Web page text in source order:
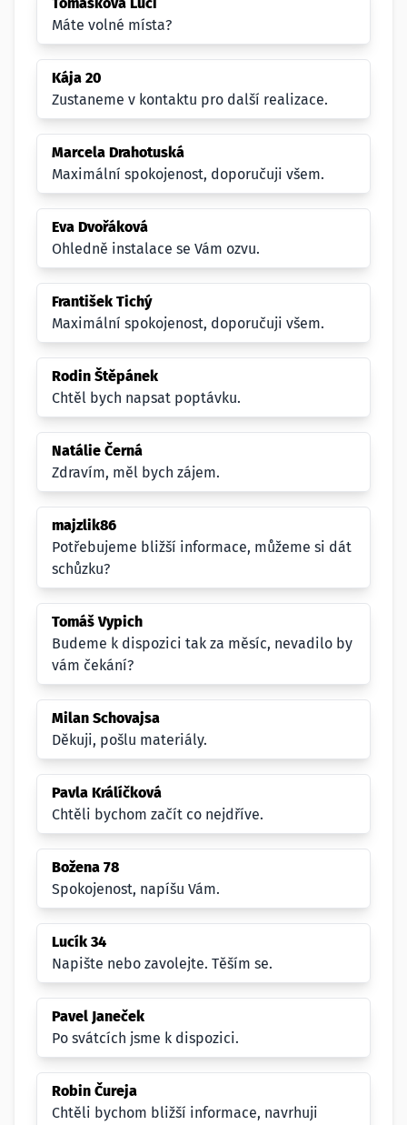
Máte volné místa?
Kája 20
Zustaneme v kontaktu pro další realizace.
Marcela Drahotuská
Maximální spokojenost, doporučuji všem.
Eva Dvořáková
Ohledně instalace se Vám ozvu.
František Tichý
Maximální spokojenost, doporučuji všem.
Rodin Štěpánek
Chtěl bych napsat poptávku.
Natálie Černá
Zdravím, měl bych zájem.
majzlik86
Potřebujeme bližší informace, můžeme si dát
schůzku?
Tomáš Vypich
Budeme k dispozici tak za měsíc, nevadilo by
vám čekání?
Milan Schovajsa
Děkuji, pošlu materiály.
Pavla Králíčková
Chtěli bychom začít co nejdříve.
Božena 78
Spokojenost, napíšu Vám.
Lucík 34
Napište nebo zavolejte. Těším se.
Pavel Janeček
Po svátcích jsme k dispozici.
Robin Čureja
Chtěli bychom bližší informace, navrhuji